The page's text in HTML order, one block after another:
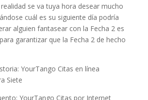
se va tuya hora desear mucho
cuál es su siguiente día podría
alguien fantasear con la Fecha 2 es
garantizar que la Fecha 2 de hecho
YourTango Citas en línea
Siete
YourTango Citas por Internet